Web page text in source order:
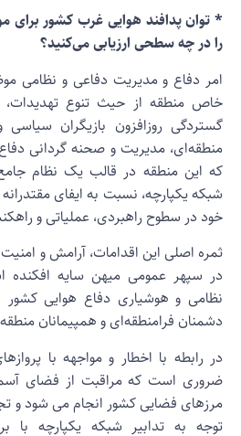
پدافند هوایی غرب کشور برای
در چه سطحی ارزیابی می‌کنید؟
دفاع و مدیریت دفاعی و نظامی
منطقه از حیث تنوع تهدیدات،
روزافزون بازیگران سیاسی و
مدیریت و صحنه گردانی دفاع
این منطقه در قالب یک نظام جامع
یکپارچه، نسبت به ایفای مقتدرانه
در سطوح راهبردی، عملیاتی و
اصلی این اقدامات، آرامش و امنیت
سپهر عمومی میهن سایه افکنده است.
و هوشیاری دفاع هوایی کشور به
فرامنطقه‌ای و همپیمانان منطقه‌ای
رابطه با اخطار و مواجهه با پروازهای
است که مراقبت از فضای آسمان
فضایی کشور انجام می شود و
به تدابیر شبکه یکپارچه با